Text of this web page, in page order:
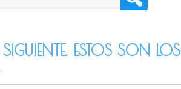
ESTOS SON LOS